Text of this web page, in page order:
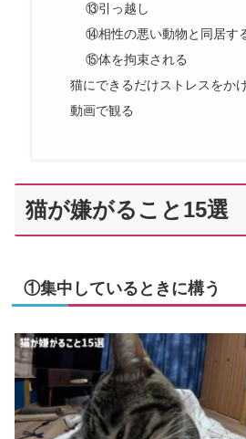
⑬引っ越し
⑭相性の悪い動物と同居す
⑮体を拘束される
猫にできるだけストレスをか
動画で観る
猫が嫌がること15選
①集中しているときに構う